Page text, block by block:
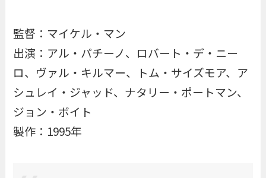
監督：マイケル・マン
出演：アル・パチーノ、ロバート・デ・ニー
ロ、ヴァル・キルマー、トム・サイズモア、ア
シュレイ・ジャッド、ナタリー・ポートマン、
ジョン・ボイト
製作：1995年